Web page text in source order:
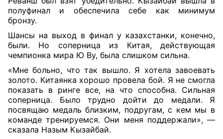
полуфинал и обеспечила себе как минимум
бронзу.
Шансы на выход в финал у казахстанки, конечно,
были. Но соперница из Китая, действующая
чемпионка мира Ю Ву, была слишком сильна.
«Мне больно, что так вышло. Я хотела завоевать
золото. Китаянка хорошо провела бой. Я не смогла
показать в ринге все, на что способна. Сильная
соперница. Было трудно дойти до медали. Я
посвящаю медаль близким, подругам, с кем мы в
команде тренируемся. Они меня поддержали», —
сказала Назым Кызайбай.